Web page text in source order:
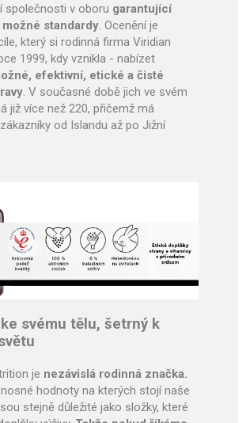
společnosti v oboru garantující
standardy. Ocenění je
který si rodinná firma Viridian
1999, kdy vznikla - nabízet
efektivní, etické a čisté
. V současné době jich ve svém
již více než 220, přičemž má
od Islandu až po Jižní
svému tělu, šetrný k
je nezávislá rodinná značka.
hodnoty na kterých stojí naše
stejně důležité jako složky, které